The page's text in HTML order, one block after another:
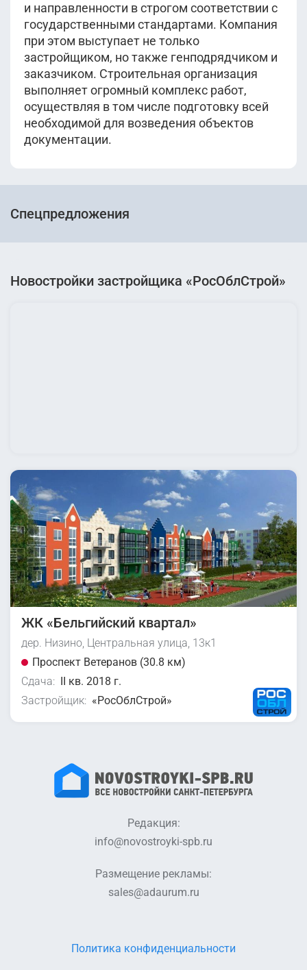
и направленности в строгом соответствии с
государственными стандартами. Компания
при этом выступает не только
застройщиком, но также генподрядчиком и
заказчиком. Строительная организация
выполняет огромный комплекс работ,
осуществляя в том числе подготовку всей
необходимой для возведения объектов
документации.
Спецпредложения
Новостройки застройщика «РосОблСтрой»
ЖК «Бельгийский квартал»
дер. Низино, Центральная улица, 13к1
Проспект Ветеранов (30.8 км)
Сдача: II кв. 2018 г.
Застройщик: «РосОблСтрой»
Редакция:
info@novostroyki-spb.ru
Размещение рекламы:
sales@adaurum.ru
Политика конфиденциальности